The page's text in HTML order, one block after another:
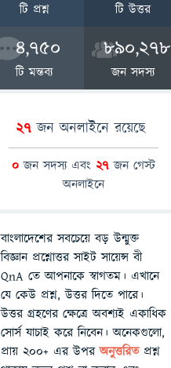
টি প্রশ্ন টি উত্তর
4,750
টি মন্তব্য
890,278
জন সদস্য
27জন অনলাইনে রয়েছে
0 জন সদস্য এবং 27 জন গেস্ট
অনলাইনে
বাংলাদেশের সবচেয়ে বড় উন্মুক্ত
বিজ্ঞান প্রশ্নোত্তর সাইট সায়েন্স বী
QnA তে আপনাকে স্বাগতম। এখানে
যে কেউ প্রশ্ন, উত্তর দিতে পারে।
উত্তর গ্রহণের ক্ষেত্রে অবশ্যই একাধিক
সোর্স যাচাই করে নিবেন। অনেকগুলো,
প্রায় ২০০+ এর উপরঅনুত্তরিতপ্রশ্ন